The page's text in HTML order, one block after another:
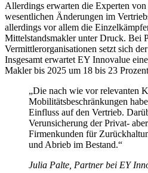
Allerdings erwarten die Experten
wesentlichen Änderungen im
allerdings vor allem die
Mittelstandsmakler unter Druck. Bei
Vermittlerorganisationen setzt sich
Insgesamt erwartet EY Innovalue
Makler bis 2025 um 18 bis 23
„Die nach wie vor relevanten
Mobilitätsbeschränkungen
Einfluss auf den Vertrieb.
Verunsicherung der Privat-
Firmenkunden für
und Abrieb im Bestand.“
Julia Palte, Partner bei EY